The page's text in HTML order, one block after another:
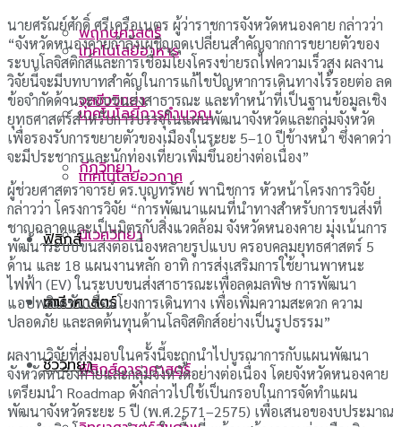
พฤกษศาสตร์
จุลชีววิทยา
กีฏวิทยา
นิเวศวิทยา
ดาราศาสตร์
ฟิสิกส์ดาราศาสตร์
เทคโนโลยีอาหาร
เทคโนโลยีการคำนวณ
เทคโนโลยีอวกาศ
ฟิสิกส์
เคมี
ชีววิทยา
นายศรัณย์ศักดิ์ ศรีเครือเนตร ผู้ว่าราชการจังหวัดหนองคาย กล่าวว่า
“จังหวัดหนองคายกำลังเผชิญจุดเปลี่ยนสำคัญจากการขยายตัวของ
ระบบโลจิสติกส์และการเชื่อมโยงโครงข่ายรถไฟความเร็วสูง ผลงาน
วิจัยนี้จะมีบทบาทสำคัญในการแก้ไขปัญหาการเดินทางไร้รอยต่อ ลด
ข้อจำกัดด้านระบบขนส่งสาธารณะ และทำหน้าที่เป็นฐานข้อมูลเชิง
ยุทธศาสตร์สำหรับการบรรจุในแผนพัฒนาจังหวัดและกลุ่มจังหวัด
เพื่อรองรับการขยายตัวของเมืองในระยะ 5–10 ปีข้างหน้า ซึ่งคาดว่า
จะมีประชากรและนักท่องเที่ยวเพิ่มขึ้นอย่างต่อเนื่อง”
ผู้ช่วยศาสตราจารย์ ดร.บุญทรัพย์ พานิชการ หัวหน้าโครงการวิจัย
กล่าวว่า โครงการวิจัย “การพัฒนาแผนที่นำทางสำหรับการขนส่งที่
ชาญฉลาดและเป็นมิตรกับสิ่งแวดล้อม จังหวัดหนองคาย มุ่งเน้นการ
พัฒนาระบบขนส่งต่อเนื่องหลายรูปแบบ ครอบคลุมยุทธศาสตร์ 5
ด้าน และ 18 แผนงานหลัก อาทิ การส่งเสริมการใช้ยานพาหนะ
ไฟฟ้า (EV) ในระบบขนส่งสาธารณะเพื่อลดมลพิษ การพัฒนา
แอปพลิเคชันเชื่อมโยงการเดินทาง เพื่อเพิ่มความสะดวก ความ
ปลอดภัย และลดต้นทุนด้านโลจิสติกส์อย่างเป็นรูปธรรม”
ผลงานวิจัยที่ส่งมอบในครั้งนี้จะถูกนำไปบูรณาการกับแผนพัฒนา
จังหวัดหนองคายและกลุ่มจังหวัดอย่างต่อเนื่อง โดยจังหวัดหนองคาย
เตรียมนำ Roadmap ดังกล่าวไปใช้เป็นกรอบในการจัดทำแผน
พัฒนาจังหวัดระยะ 5 ปี (พ.ศ.2571–2575) เพื่อเสนอของบประมาณ